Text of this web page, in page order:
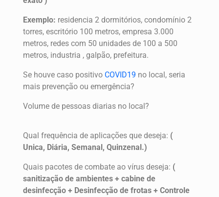
Exemplo: residencia 2 dormitórios, condomínio 2
torres, escritório 100 metros, empresa 3.000
metros, redes com 50 unidades de 100 a 500
metros, industria , galpão, prefeitura.
Se houve caso positivo COVID19 no local, seria
mais prevenção ou emergência?
Volume de pessoas diarias no local?
Qual frequência de aplicações que deseja: (
Unica, Diária, Semanal, Quinzenal.)
Quais pacotes de combate ao vírus deseja: (
sanitização de ambientes + cabine de
desinfecção + Desinfecção de frotas + Controle